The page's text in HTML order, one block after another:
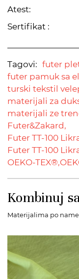
Atest:
Sertifikat :
Tagovi: futer
futer pamuk sa
turski tekstil
materijali za
materijali ze
Futer&Zakard,
Futer TT-100
Futer TT-100
OEKO-TEX®,
Kombinuj
Materijalima po